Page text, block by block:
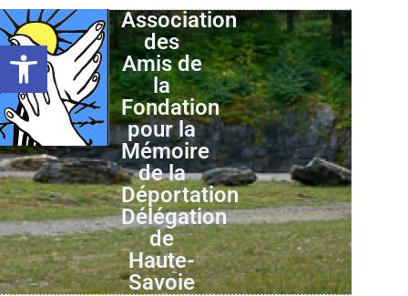
Ouvrir la barre d’outils
Association
des
Amis de
la
Fondation
pour la
Mémoire
de la
Déportation
Délégation
de
Haute-
Savoie